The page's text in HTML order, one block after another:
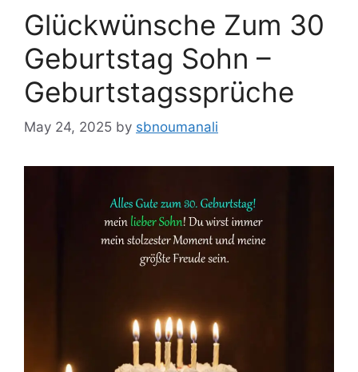
Glückwünsche Zum 30
Geburtstag Sohn –
Geburtstagssprüche
May 24, 2025 by sbnoumanali